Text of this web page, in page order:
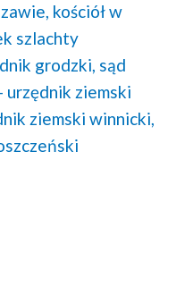
kościół w
szlachty
grodzki, sąd
urzędnik ziemski
ziemski winnicki,